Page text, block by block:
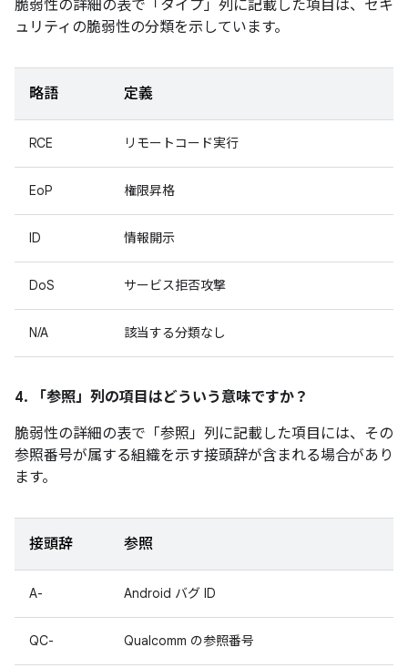
脆弱性の詳細の表で「タイプ」 列に記載した項目は、セキ
ュリティの脆弱性の分類を示しています。
略語 定義
RCE リモートコード実行
EoP 権限昇格
ID 情報開示
DoS サービス拒否攻撃
N/A 該当する分類なし
4. 「参照」 列の項目はどういう意味ですか？
脆弱性の詳細の表で「参照」列に記載した項目には、その
参照番号が属する組織を示す接頭辞が含まれる場合があり
ます。
接頭辞 参照
A- Android バグ ID
QC- Qualcomm の参照番号